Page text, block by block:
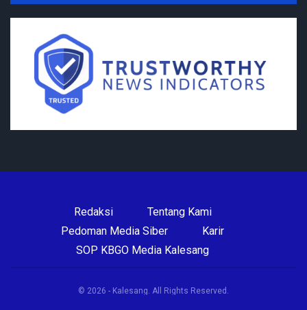
Redaksi
Tentang Kami
Pedoman Media Siber
Karir
SOP KBGO Media Kalesang
© 2026 - Kalesang. All Rights Reserved.